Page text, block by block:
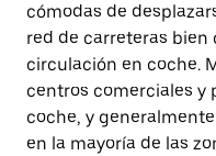
cómodas de
red de carreteras
circulación en coche.
centros comerciales y
coche, y
en la mayoría de las